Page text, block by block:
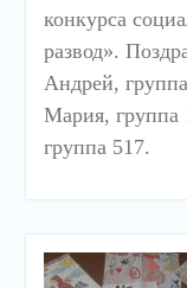
конкурса
развод».
Андрей,
Мария, группа
группа 517.